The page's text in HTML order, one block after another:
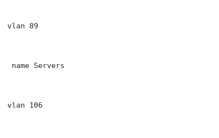
vlan 89
name Servers
vlan 106